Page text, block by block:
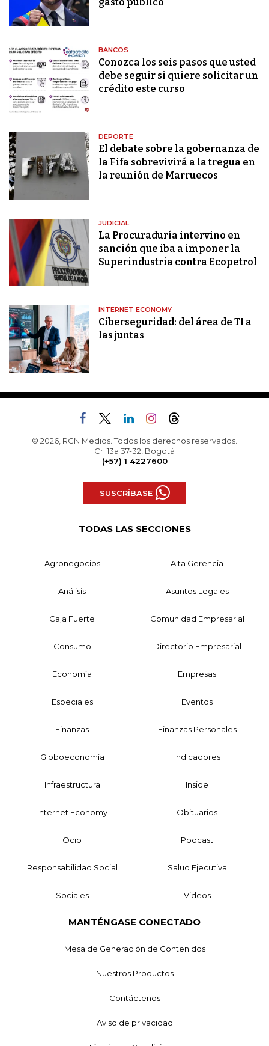
gasto público"
BANCOS
Conozca los seis pasos que usted
debe seguir si quiere solicitar un
crédito este curso
DEPORTE
El debate sobre la gobernanza de
la Fifa sobrevivirá a la tregua en
la reunión de Marruecos
JUDICIAL
La Procuraduría intervino en
sanción que iba a imponer la
Superindustria contra Ecopetrol
INTERNET ECONOMY
Ciberseguridad: del área de TI a
las juntas
© 2026, RCN Medios. Todos los derechos reservados.
Cr. 13a 37-32, Bogotá
(+57) 1 4227600
SUSCRÍBASE
TODAS LAS SECCIONES
Agronegocios Alta Gerencia
Análisis Asuntos Legales
Caja Fuerte Comunidad Empresarial
Consumo Directorio Empresarial
Economía Empresas
Especiales Eventos
Finanzas Finanzas Personales
Globoeconomía Indicadores
Infraestructura Inside
Internet Economy Obituarios
Ocio Podcast
Responsabilidad Social Salud Ejecutiva
Sociales Videos
MANTÉNGASE CONECTADO
Mesa de Generación de Contenidos
Nuestros Productos
Contáctenos
Aviso de privacidad